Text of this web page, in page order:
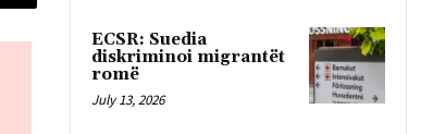
ECSR: Suedia
diskriminoi migrantët
romë
July 13, 2026